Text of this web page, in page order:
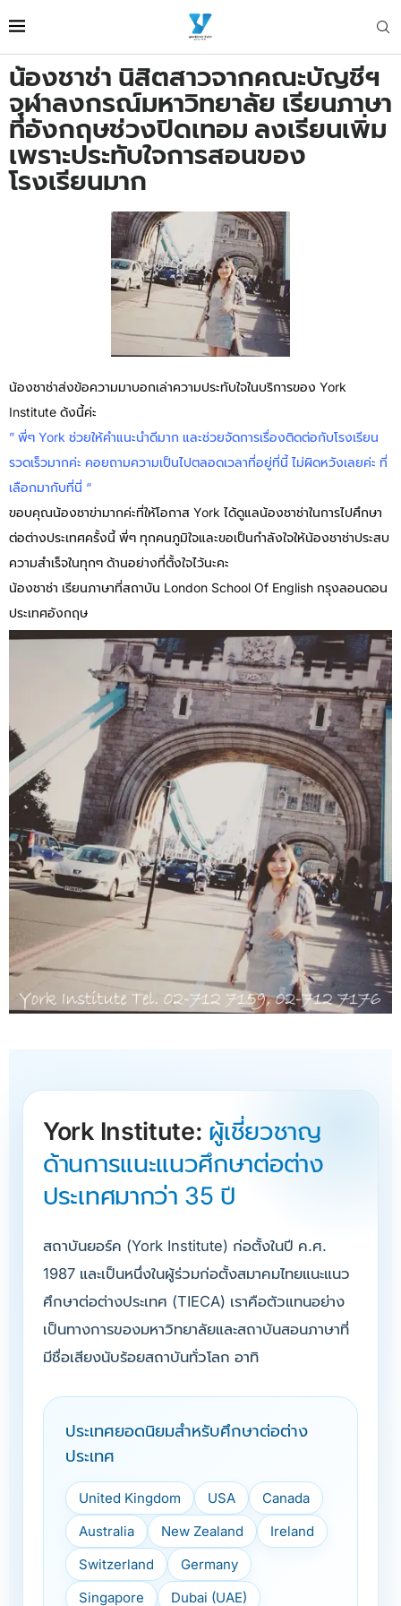
น้องชาช่า นิสิตสาวจากคณะบัญชีฯ
จุฬาลงกรณ์มหาวิทยาลัย เรียนภาษา
ที่อังกฤษช่วงปิดเทอม ลงเรียนเพิ่ม
เพราะประทับใจการสอนของ
โรงเรียนมาก
น้องชาช่าส่งข้อความมาบอกเล่าความประทับใจในบริการของ York
Institute ด้งนี้ค่ะ
” พี่ๆ York ช่วยให้คำแนะนำดีมาก และช่วยจัดการเรื่องติดต่อกับโรงเรียน
รวดเร็วมากค่ะ คอยถามความเป็นไปตลอดเวลาที่อยู่ที่นี้ ไม่ผิดหวังเลยค่ะ ที่
เลือกมากับที่นี่ “
ขอบคุณน้องชาข่ามากค่ะที่ให้โอกาส York ได้ดูแลน้องชาช่าในการไปศึกษา
ต่อต่างประเทศครั้งนี้ พี่ๆ ทุกคนภูมิใจและขอเป็นกำลังใจให้น้องชาช่าประสบ
ความสำเร็จในทุกๆ ด้านอย่างที่ตั้งใจไว้นะคะ
น้องชาช่า เรียนภาษาที่สถาบัน London School Of English กรุงลอนดอน
ประเทศอังกฤษ
York Institute: ผู้เชี่ยวชาญ
ด้านการแนะแนวศึกษาต่อต่าง
ประเทศมากว่า 35 ปี
สถาบันยอร์ค (York Institute) ก่อตั้งในปี ค.ศ.
1987 และเป็นหนึ่งในผู้ร่วมก่อตั้งสมาคมไทยแนะแนว
ศึกษาต่อต่างประเทศ (TIECA) เราคือตัวแทนอย่าง
เป็นทางการของมหาวิทยาลัยและสถาบันสอนภาษาที่
มีชื่อเสียงนับร้อยสถาบันทั่วโลก อาทิ
ประเทศยอดนิยมสำหรับศึกษาต่อต่าง
ประเทศ
United Kingdom USA
Canada
Australia
New Zealand
Ireland
Switzerland
Germany
Singapore
Dubai (UAE)